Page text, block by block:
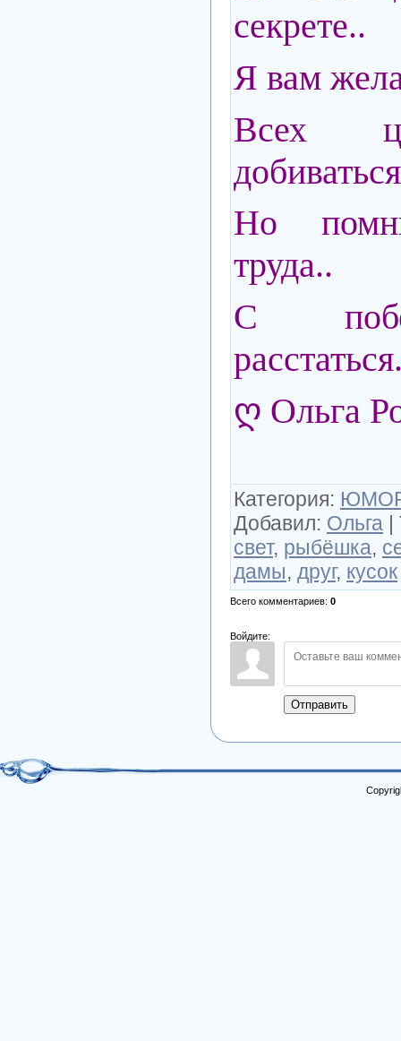
секрете..
Я вам
Всех
Но
труда..
С
ღ Ольга
Категория:
Добавил: Ольга |
свет, рыбёшка,
дамы, друг, кусок
Всего комментариев: 0
Войдите:
Отправить